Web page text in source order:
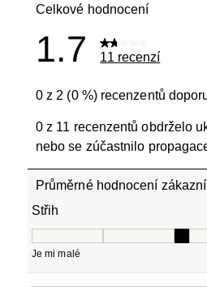
Celkové hodnocení
1.7 11 recenzí
0 z 2 (0 %) recenzentů
0 z 11 recenzentů obdrželo
nebo se zúčastnilo
Průměrné hodnocení
Střih
Je mi malé